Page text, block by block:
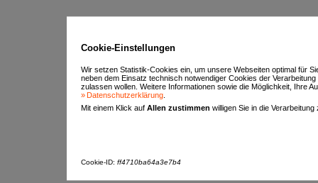
Cookie-Einstellungen
Wir setzen Statistik-Cookies ein, um unsere Webseiten optimal für
neben dem Einsatz technisch notwendiger Cookies der
zulassen wollen. Weitere Informationen sowie die Möglichkeit, Ihre
Datenschutzerklärung
Mit einem Klick auf Allen zustimmen willigen Sie in die
Cookie-ID: ff4710ba64a3e7b4